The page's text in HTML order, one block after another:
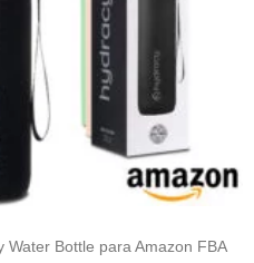
Bottle para Amazon FBA